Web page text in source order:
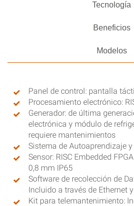
Tecnología
Beneficios
Modelos
Panel de control: pantalla
Procesamiento electrónico:
Generador: de última
electrónica y módulo de
requiere mantenimientos
Sistema de Autoaprendizaje
Sensor: RISC Embedded
0,8 mm IP65
Software de recolección de
Incluido a través de Ethernet y
Kit para telemantenimiento: